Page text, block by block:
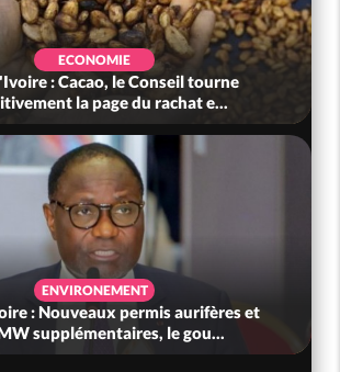
ECONOMIE
: Cacao, le Conseil tourne
la page du rachat e...
ENVIRONEMENT
: Nouveaux permis aurifères et
supplémentaires, le gou...